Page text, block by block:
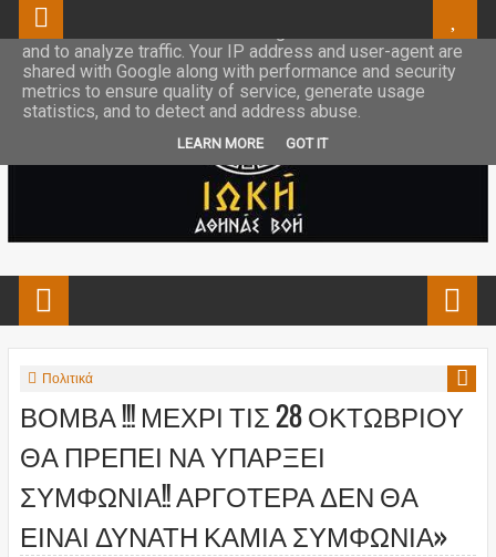
Πολιτικά
ΒΟΜΒΑ !!! ΜΕΧΡΙ ΤΙΣ 28 ΟΚΤΩΒΡΙΟΥ
ΘΑ ΠΡΕΠΕΙ ΝΑ ΥΠΑΡΞΕΙ
ΣΥΜΦΩΝΙΑ!! ΑΡΓΟΤΕΡΑ ΔΕΝ ΘΑ
ΕΙΝΑΙ ΔΥΝΑΤΗ ΚΑΜΙΑ ΣΥΜΦΩΝΙΑ»
This site uses cookies from Google to deliver its services
and to analyze traffic. Your IP address and user-agent are
shared with Google along with performance and security
metrics to ensure quality of service, generate usage
statistics, and to detect and address abuse.
LEARN MORE GOT IT